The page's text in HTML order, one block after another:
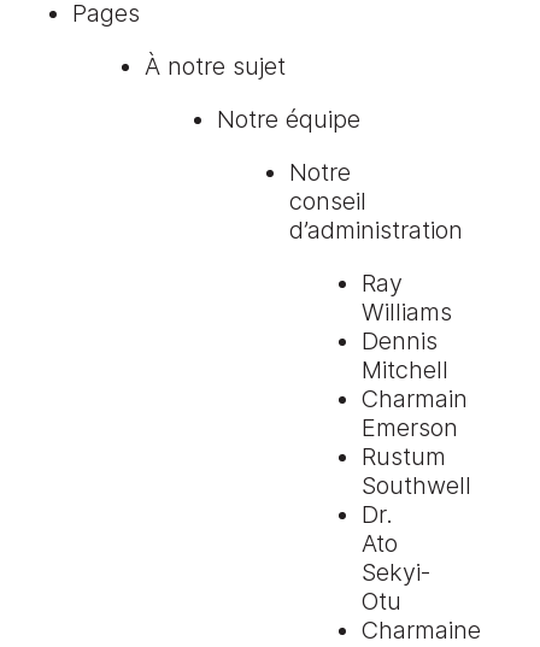
membres
son
d’administration
Pages
À notre sujet
Notre équipe
Notre
conseil
d’administration
Ray
Williams
Dennis
Mitchell
Charmain
Emerson
Rustum
Southwell
Dr.
Ato
Sekyi-
Otu
Charmaine